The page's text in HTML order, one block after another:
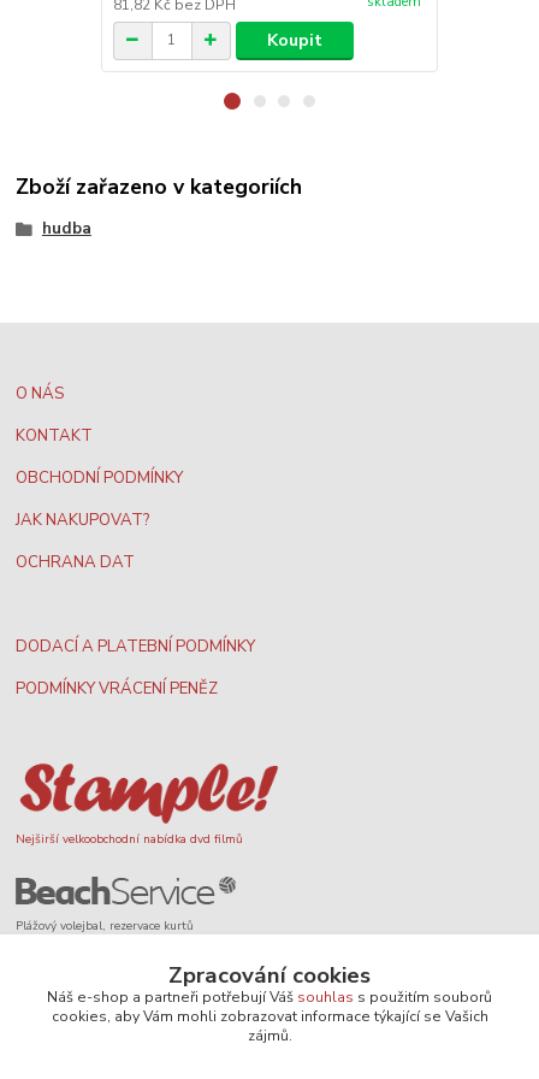
81,82 Kč bez DPH
Koupit
Zboží zařazeno v kategoriích
hudba
O NÁS
KONTAKT
OBCHODNÍ PODMÍNKY
JAK NAKUPOVAT?
OCHRANA DAT
DODACÍ A PLATEBNÍ PODMÍNKY
PODMÍNKY VRÁCENÍ PENĚZ
Nejširší velkoobchodní nabídka dvd filmů
Plážový volejbal, rezervace kurtů
Zpracování cookies
Náš e-shop a partneři potřebují Váš souhlas s použitím souborů
cookies, aby Vám mohli zobrazovat informace týkající se Vašich
zájmů.